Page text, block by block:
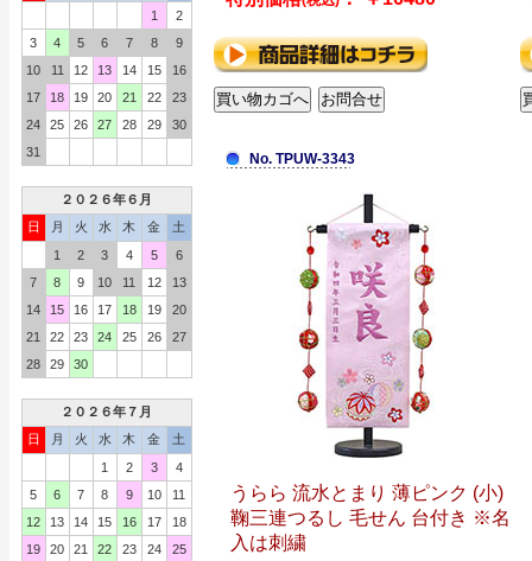
1
2
3
4 5 6 7 8
9
10
11 12 13 14 15
16
17
18 19 20 21 22
23
24
25 26 27 28 29
30
31
２０２６年６月
日
月 火 水 木 金
土
1
2 3 4 5
6
7
8 9 10 11 12
13
14
15 16 17 18 19
20
21
22 23 24 25 26
27
28
29 30
２０２６年７月
日
月 火 水 木 金
土
1
2 3
4
5
6 7 8 9 10
11
12
13 14 15 16 17
18
19
20 21 22 23 24
25
No. TPUW-3343
うらら 流水とまり 薄ピンク (小)
鞠三連つるし 毛せん 台付き ※名
入は刺繍